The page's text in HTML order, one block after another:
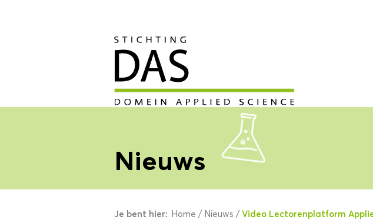
Nieuws
Je bent hier: Home / Nieuws / Video Lectorenplatform